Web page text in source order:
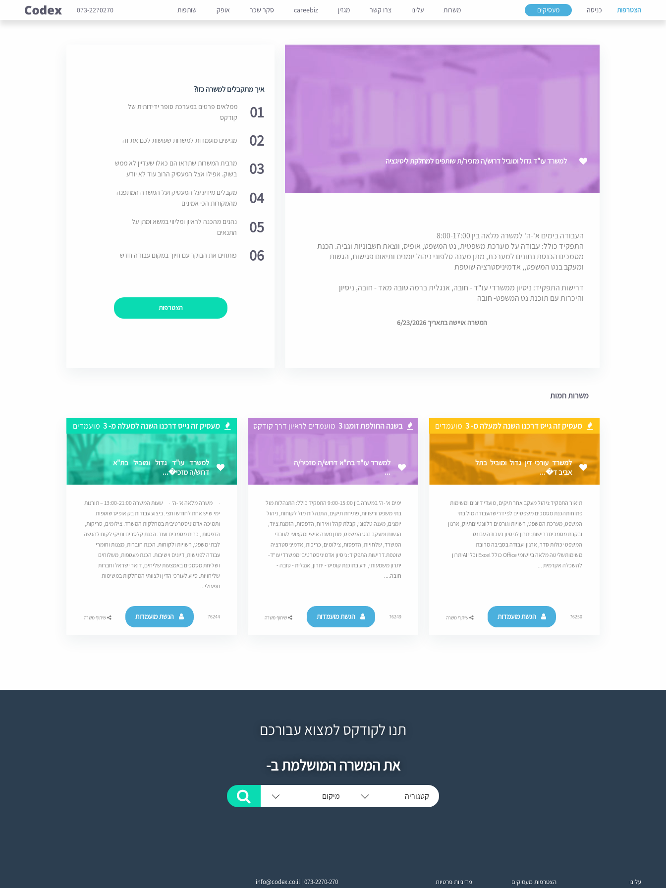
הצטרפות כניסה מעסיקים משרות עלינו צרו קשר מגזין careebiz סקר שכר אופק שותפות 073-2270270
למשרד עו"ד גדול ומוביל דרוש/ה מזכיר/ת שותפים למחלקת ליטיגציה
העבודה בימים א'-ה' למשרה מלאה בין 8:00-17:00
התפקיד כולל: עבודה על מערכת משפטית, נט המשפט, אופיס, ווצאת חשבוניות וגביה. הכנת
מסמכים הכנסת נתונים למערכת, מתן מענה טלפוני ניהול יומנים ותיאום פגישות, הגשות
ומעקב בנט המשפט,, אדמיניסטרציה שוטפת
דרישות התפקיד: ניסיון ממשרדי עו"ד - חובה, אנגלית ברמה טובה מאד - חובה, ניסיון
והיכרות עם תוכנת נט המשפט- חובה
המשרה אויישה בתאריך 6/23/2026
איך מתקבלים למשרה כזו?
01
ממלאים פרטים במערכת סופר ידידותית של
קודקס
02 מגישים מועמדות למשרות שעושות לכם את זה
03
מרבית המשרות שתראו הם כאלו שעדיין לא ממש
בשוק. אפילו אצל המעסיק הרוב עוד לא יודע
04
מקבלים מידע על המעסיק ועל המשרה המתפנה
מהמקורות הכי אמינים
05
נהנים מהכנה לראיון ומליווי במשא ומתן על
התנאים
06 פותחים את הבוקר עם חיוך במקום עבודה חדש
הצטרפות
משרות חמות
מעסיק זה גייס דרכנו השנה למעלה מ- 3 מועמדים
למשרד עורכי דין גדול ומוביל בתל
אביב ד�...
תיאור התפקיד:ניהול מעקב אחר תיקים, מועדי דיונים ומשימות
פתוחותהכנת מסמכים משפטיים לפי דרישהעבודה מול בתי
המשפט, מערכת המשפט, רשויות וגורמים רלוונטייםתיוק, ארגון
ובקרת מסמכיםדרישות:יתרון לניסיון בעבודה עם נט
המשפט יכולות סדר, ארגון ועבודה בסביבה מרובת
משימותשליטה מלאה ביישומי Office כולל Excel וכלי AIיתרון
להשכלה אקדמית ...
76250 הגשת מועמדות שיתוף משרה
בשנה החולפת זומנו 3 מועמדים לראיון דרך קודקס
למשרד עו"ד בת"א דרוש/ה מזכיר/ה
...
ימים א'-ה' במשרה בין 9:00-15:00 התפקיד כולל: התנהלות מול
בתי משפט ורשויות, פתיחת תיקים, התנהלות מול לקוחות, ניהול
יומנים, מענה טלפוני, קבלת קהל ואירוח, הדפסות, הזמנת ציוד,
הגשות ומעקב בנט המשפט, מתן מענה אישי ומקצועי לעובדי
המשרד, שלחויות, הדפסות, צילומים, כריכות, אדמיניסטרציה
שוטפת.דרישות התפקיד: ניסיון אדמיניסטרטיבי ממשרדי עו"ד-
יתרון משמעותי, ידע בתוכנת קומיט - יתרון, אנגלית - טובה -
חובה....
76249 הגשת מועמדות שיתוף משרה
מעסיק זה גייס דרכנו השנה למעלה מ- 3 מועמדים
למשרד עו"ד גדול ומוביל בת"א
דרוש/ה מזכי�...
· משרה מלאה א'-ה' · שעות המשרה 13:00-21:00 – תורנות
ימי שיש אחת לחודש וחצי. ביצוע עבודות בק אופיס שוטפות
ותמיכה אדמיניסטרטיבית במחלקות המשרד. צילומים, סריקות,
הדפסות , כרית מסמכים ועוד. הכנת קלסרים ותיקי לקוח להגשה
לבתי משפט, רשויות ולקוחות. הכנת חוברות, מצגות וחומרי
עבודה לפגישות, דיונים וישיבות. הכנת מעטפות, משלוחים
ושליחת מסמכים באמצעות שליחים, דואר ישראל וחברות
שליחויות. סיוע לעורכי הדין ולצוותי המחלקות במשימות
תפעולי...
76244 הגשת מועמדות שיתוף משרה
תנו לקודקס למצוא עבורכם
את המשרה המושלמת ב-
קטגוריה מיקום
עלינו הצטרפות מעסיקים מדיניות פרטיות info@codex.co.il | 073-2270-270